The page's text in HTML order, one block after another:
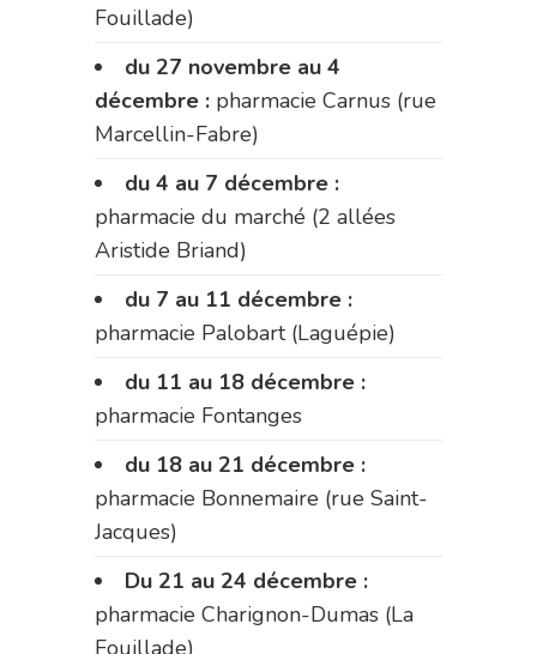
Fouillade)
du 27 novembre au 4
décembre : pharmacie Carnus (rue
Marcellin-Fabre)
du 4 au 7 décembre :
pharmacie du marché (2 allées
Aristide Briand)
du 7 au 11 décembre :
pharmacie Palobart (Laguépie)
du 11 au 18 décembre :
pharmacie Fontanges
du 18 au 21 décembre :
pharmacie Bonnemaire (rue Saint-
Jacques)
Du 21 au 24 décembre :
pharmacie Charignon-Dumas (La
Fouillade)